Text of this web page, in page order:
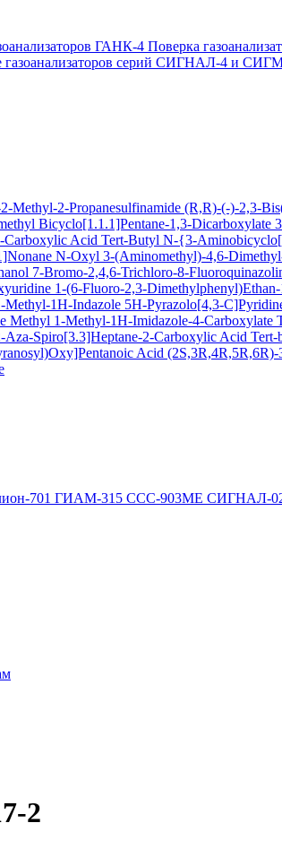
ГАНК-4 Поверка
газоанализаторов серий СИГНАЛ-4 и
Methyl-2-Propanesulfinamide (R,R)-(-)-2,3-
Bicyclo[1.1.1]Pentane-1,3-Dicarboxylate
Carboxylic Acid Tert-Butyl N-{3-
N-Oxyl 3-(Aminomethyl)-4,6-
7-Bromo-2,4,6-Trichloro-8-
1-(6-Fluoro-2,3-
Methyl-1H-Indazole 5H-Pyrazolo[4,3-
Methyl 1-Methyl-1H-Imidazole-4-Carboxylate
Spiro[3.3]Heptane-2-Carboxylic Acid Tert-
Acid
701 ГИАМ-315 ССС-903МЕ СИГНАЛ-
2